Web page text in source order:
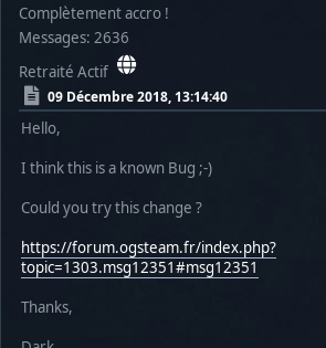
Complètement accro !
Messages: 2636
Retraité Actif
09 Décembre 2018, 13:14:40
Hello,
I think this is a known Bug ;-)
Could you try this change ?
https://forum.ogsteam.fr/index.php?
topic=1303.msg12351#msg12351
Thanks,